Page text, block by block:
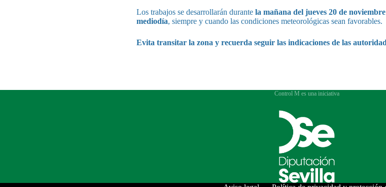
Los trabajos se desarrollarán durante la mañana del jueves 20 de noviembre
mediodía, siempre y cuando las condiciones meteorológicas sean favorables.
Evita transitar la zona y recuerda seguir las indicaciones de las
Control M es una iniciativa